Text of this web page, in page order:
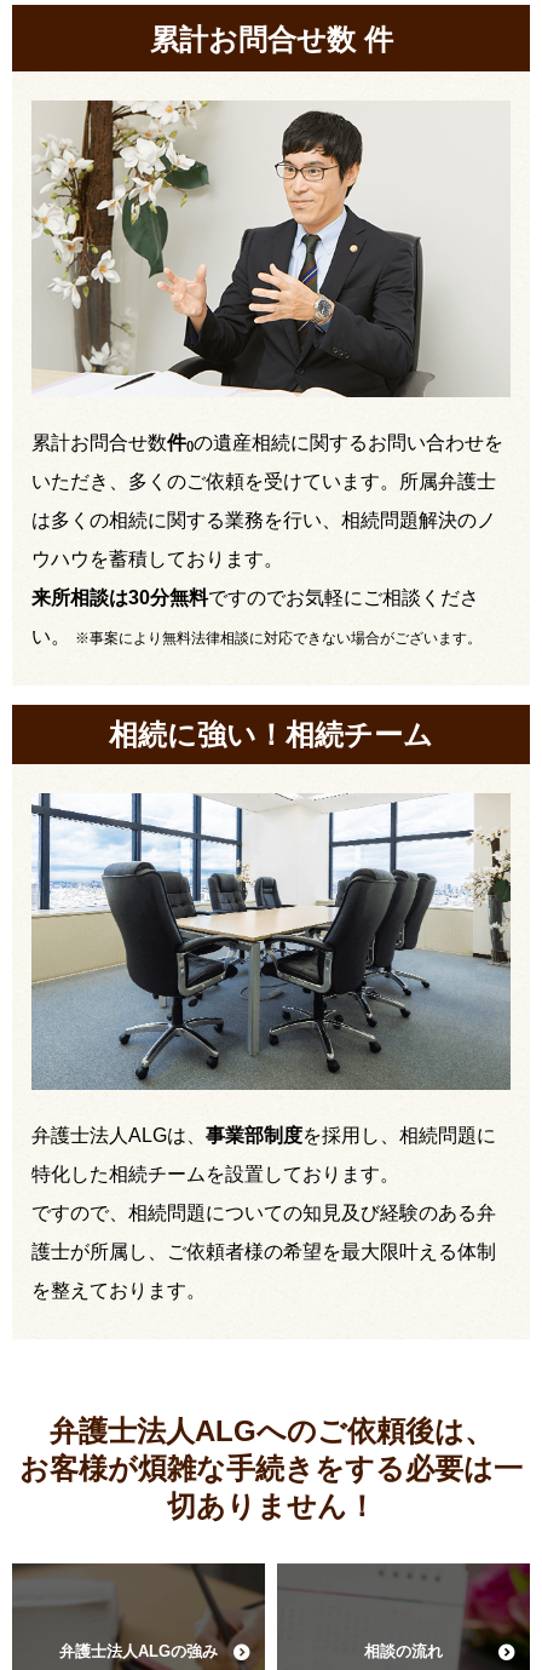
累計お問合せ数件
累計お問合せ数件()の遺産相続に関するお問い合わせを
いただき、多くのご依頼を受けています。所属弁護士
は多くの相続に関する業務を行い、相続問題解決のノ
ウハウを蓄積しております。
来所相談は30分無料ですのでお気軽にご相談くださ
い。
※事案により無料法律相談に対応できない場合がございます。
相続に強い！相続チーム
弁護士法人ALGは、 事業部制度を採用し、相続問題に
特化した相続チームを設置しております。
ですので、相続問題についての知見及び経験のある弁
護士が所属し、ご依頼者様の希望を最大限叶える体制
を整えております。
弁護士法人ALGへのご依頼後は、
お客様が煩雑な手続きをする必要は一
切ありません！
弁護士法人ALGの強み 相談の流れ